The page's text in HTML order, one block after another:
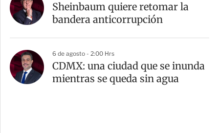
Sheinbaum quiere retomar la
bandera anticorrupción
6 de agosto - 2:00 Hrs
CDMX: una ciudad que se inunda
mientras se queda sin agua